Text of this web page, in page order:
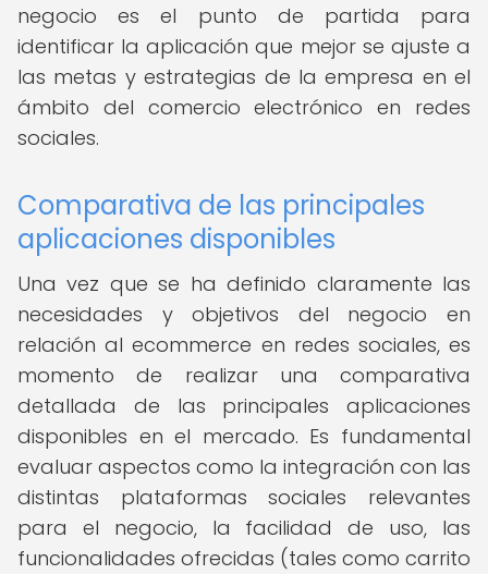
negocio es el punto de partida para
identificar la aplicación que mejor se ajuste a
las metas y estrategias de la empresa en el
ámbito del comercio electrónico en redes
sociales.
Comparativa de las principales
aplicaciones disponibles
Una vez que se ha definido claramente las
necesidades y objetivos del negocio en
relación al ecommerce en redes sociales, es
momento de realizar una comparativa
detallada de las principales aplicaciones
disponibles en el mercado. Es fundamental
evaluar aspectos como la integración con las
distintas plataformas sociales relevantes
para el negocio, la facilidad de uso, las
funcionalidades ofrecidas (tales como carrito